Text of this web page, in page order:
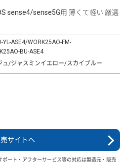
sense4/sense5G用 薄くて軽い 厳選
ASE4/WORK25AO-FM-
BU-ASE4
/ジャスミンイエロー/スカイブルー
サイトへ
ート・アフターサービス等の対応は製造元・販売